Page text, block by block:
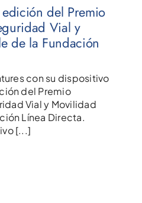
del Premio
Vial y
de la Fundación
con su dispositivo
del Premio
Vial y Movilidad
Línea Directa.
[...]